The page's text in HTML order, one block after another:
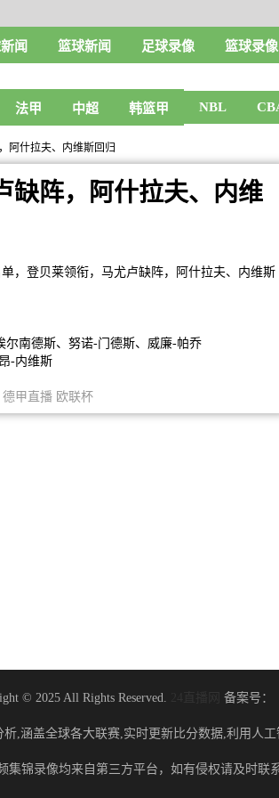
闻 篮球新闻 足球录像 篮球录像
法甲 中超 韩篮甲 NBL
阿什拉夫、内维斯回归
缺阵，阿什拉夫、内维
，登贝莱领衔，马尤卢缺阵，阿什拉夫、内维斯
尔南德斯、努诺-门德斯、威廉-帕乔
-内维斯
德甲直播 欧联杯
© 2025 All Rights Reserved. 备案号：
,涵盖全球各大联赛,实时更新比分数据,利用人
集锦录像均来自第三方平台，如有侵权请及时联